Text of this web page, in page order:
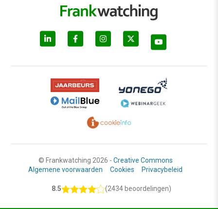
© Frankwatching 2026 - Creative Commons
Algemene voorwaarden
Cookies Privacybeleid
8.5 (2434 beoordelingen)